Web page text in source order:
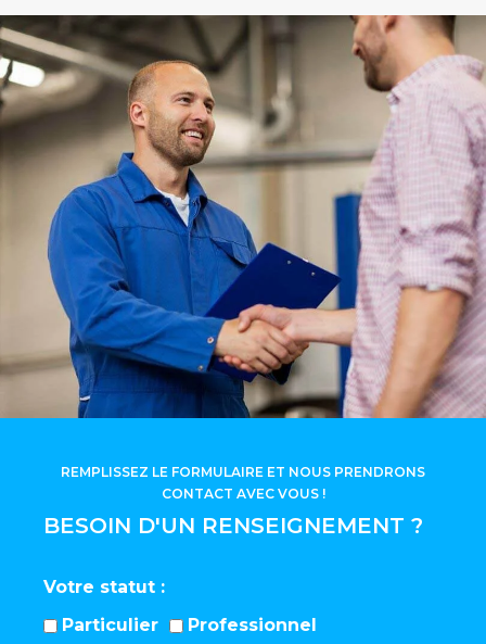
BESOIN D'UN RENSEIGNEMENT ?
REMPLISSEZ LE FORMULAIRE ET NOUS PRENDRONS
CONTACT AVEC VOUS !
Votre statut
Particulier
Professionnel